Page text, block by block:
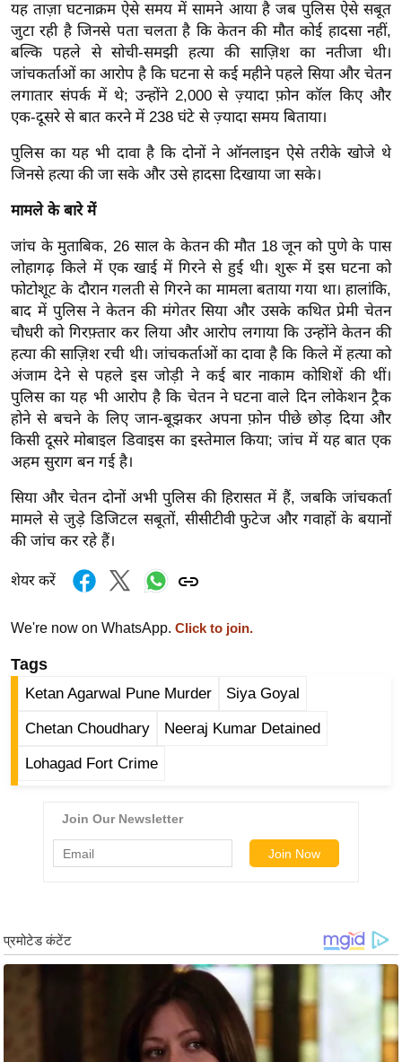
नो
रं
ज
न
ज
त
ली
वु
ड
हॉ
ली
वु
ड
फि
ल्म
स
मी
B
r
e
a
i
g
N
w
s
टे
क्नॉ
लॉ
यह ताज़ा घटनाक्रम ऐसे समय में सामने आया है जब पुलिस ऐसे सबूत
जुटा रही है जिनसे पता चलता है कि केतन की मौत कोई हादसा नहीं,
बल्कि पहले से सोची-समझी हत्या की साज़िश का नतीजा थी।
जांचकर्ताओं का आरोप है कि घटना से कई महीने पहले सिया और चेतन
लगातार संपर्क में थे; उन्होंने 2,000 से ज़्यादा फ़ोन कॉल किए और
एक-दूसरे से बात करने में 238 घंटे से ज़्यादा समय बिताया।
पुलिस का यह भी दावा है कि दोनों ने ऑनलाइन ऐसे तरीके खोजे थे
जिनसे हत्या की जा सके और उसे हादसा दिखाया जा सके।
मामले के बारे में
जांच के मुताबिक, 26 साल के केतन की मौत 18 जून को पुणे के पास
लोहागढ़ किले में एक खाई में गिरने से हुई थी। शुरू में इस घटना को
फोटोशूट के दौरान गलती से गिरने का मामला बताया गया था। हालांकि,
बाद में पुलिस ने केतन की मंगेतर सिया और उसके कथित प्रेमी चेतन
चौधरी को गिरफ़्तार कर लिया और आरोप लगाया कि उन्होंने केतन की
हत्या की साज़िश रची थी। जांचकर्ताओं का दावा है कि किले में हत्या को
अंजाम देने से पहले इस जोड़ी ने कई बार नाकाम कोशिशें की थीं।
पुलिस का यह भी आरोप है कि चेतन ने घटना वाले दिन लोकेशन ट्रैक
होने से बचने के लिए जान-बूझकर अपना फ़ोन पीछे छोड़ दिया और
किसी दूसरे मोबाइल डिवाइस का इस्तेमाल किया; जांच में यह बात एक
अहम सुराग बन गई है।
सिया और चेतन दोनों अभी पुलिस की हिरासत में हैं, जबकि जांचकर्ता
मामले से जुड़े डिजिटल सबूतों, सीसीटीवी फुटेज और गवाहों के बयानों
की जांच कर रहे हैं।
शेयर करें
We're now on WhatsApp. Click to join.
Tags
Ketan Agarwal Pune Murder Siya Goyal
Chetan Choudhary Neeraj Kumar Detained
Lohagad Fort Crime